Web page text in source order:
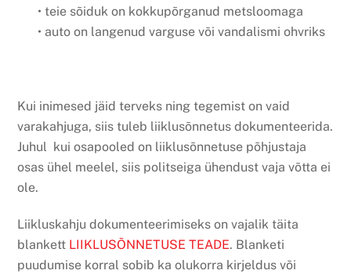
• teie sõiduk on kokkupõrganud metsloomaga
• auto on langenud varguse või vandalismi ohvriks
Kui inimesed jäid terveks ning tegemist on vaid
varakahjuga, siis tuleb liiklusõnnetus dokumenteerida.
Juhul kui osapooled on liiklusõnnetuse põhjustaja
osas ühel meelel, siis politseiga ühendust vaja võtta ei
ole.
Liikluskahju dokumenteerimiseks on vajalik täita
blankett LIIKLUSÕNNETUSE TEADE. Blanketi
puudumise korral sobib ka olukorra kirjeldus või